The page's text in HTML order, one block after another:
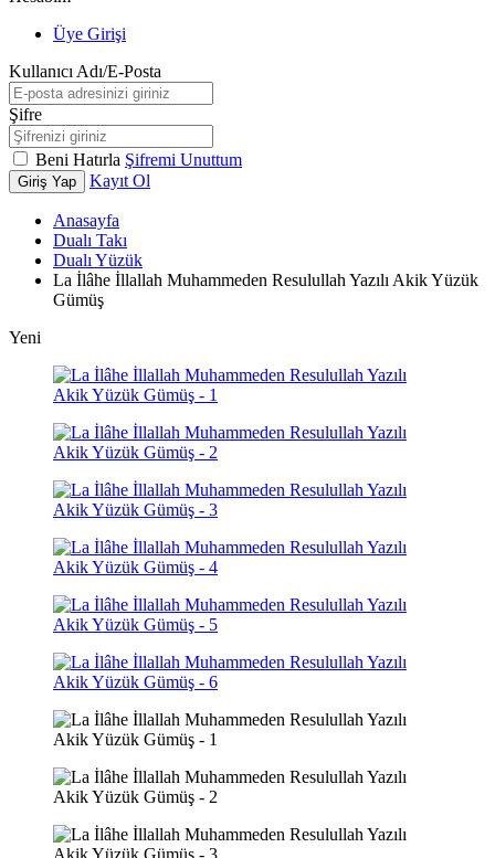
Üye Girişi
Kullanıcı Adı/E-Posta
Şifre
Beni Hatırla Şifremi Unuttum
Giriş Yap Kayıt Ol
Anasayfa
Dualı Takı
Dualı Yüzük
La İlâhe İllallah Muhammeden Resulullah Yazılı Akik Yüzük
Gümüş
Yeni